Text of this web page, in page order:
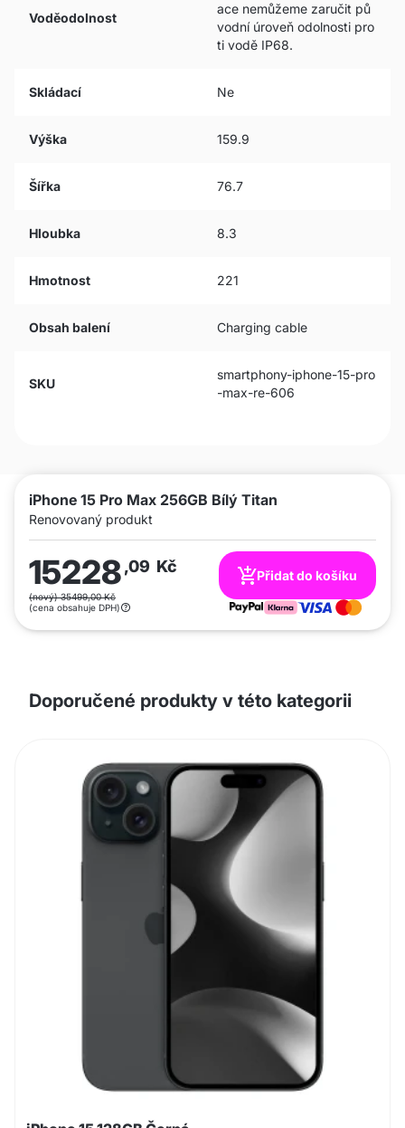
iPhone 15 Pro Max 256GB Bílý Titan
Renovovaný produkt
15228,09 Kč
(nový) 35499,00 Kč
(cena obsahuje DPH)
Přidat do košíku
Voděodolnost
ace nemůžeme zaručit pů
vodní úroveň odolnosti pro
ti vodě IP68.
Skládací Ne
Výška 159.9
Šířka 76.7
Hloubka 8.3
Hmotnost 221
Obsah balení Charging cable
SKU
smartphony-iphone-15-pro
-max-re-606
Doporučené produkty v této kategorii